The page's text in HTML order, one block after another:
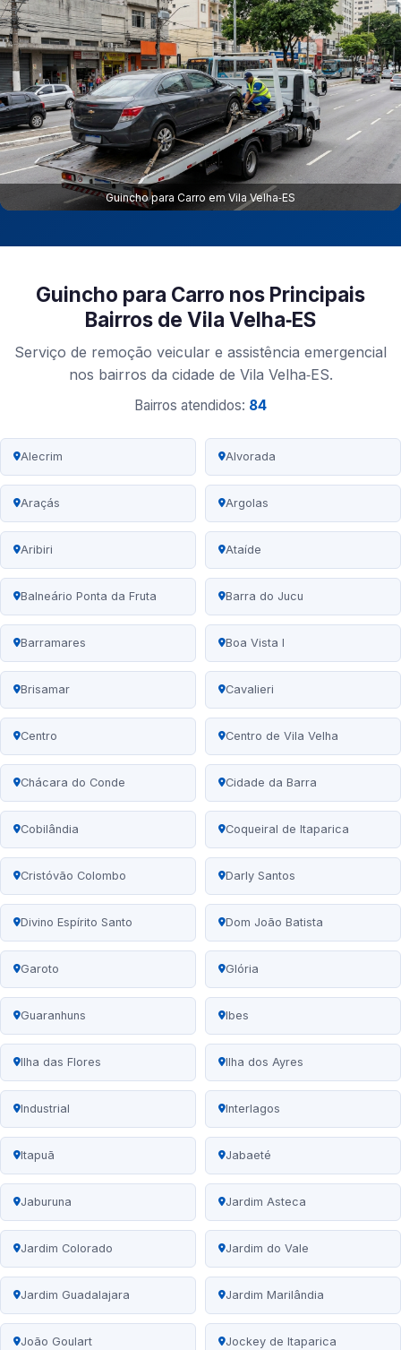
Guincho para Carro em Vila Velha‑ES
Guincho para Carro nos Principais
Bairros de Vila Velha‑ES
Serviço de remoção veicular e assistência emergencial
nos bairros da cidade de Vila Velha‑ES.
Bairros atendidos: 84
Alecrim Alvorada
Araçás Argolas
Aribiri Ataíde
Balneário Ponta da Fruta Barra do Jucu
Barramares Boa Vista I
Brisamar Cavalieri
Centro Centro de Vila Velha
Chácara do Conde Cidade da Barra
Cobilândia Coqueiral de Itaparica
Cristóvão Colombo Darly Santos
Divino Espírito Santo Dom João Batista
Garoto Glória
Guaranhuns Ibes
Ilha das Flores Ilha dos Ayres
Industrial Interlagos
Itapuã Jabaeté
Jaburuna Jardim Asteca
Jardim Colorado Jardim do Vale
Jardim Guadalajara Jardim Marilândia
João Goulart Jockey de Itaparica